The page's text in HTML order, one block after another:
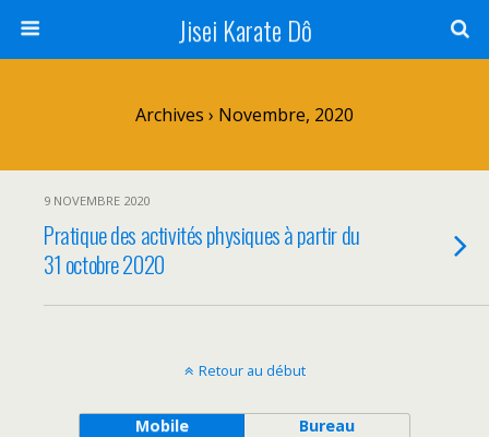
Jisei Karate Dô
Archives › Novembre, 2020
9 NOVEMBRE 2020
Pratique des activités physiques à partir du
31 octobre 2020
Retour au début
Mobile Bureau